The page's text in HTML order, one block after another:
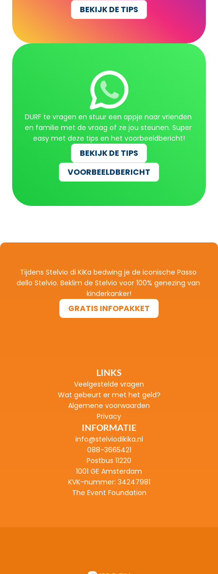
BEKIJK DE TIPS
DURF te vragen en stuur een appje naar vrienden
en familie met de vraag of ze jou steunen. Super
easy met deze tips en het voorbeeldbericht!
BEKIJK DE TIPS
BEKIJK DE TIPS
VOORBEELDBERICHT
Tijdens Stelvio di KiKa bedwing je de iconische Passo
dello Stelvio. Beklim de Stelvio voor 100% genezing van
kinderkanker!
GRATIS INFOPAKKET
LINKS
Veelgestelde vragen
Wat gebeurt er met het geld?
Algemene voorwaarden
Privacy
INFORMATIE
info@stelviodikika.nl
088-3665421
Postbus 11220
1001 GE Amsterdam
KVK-nummer: 34247981
The Event Foundation